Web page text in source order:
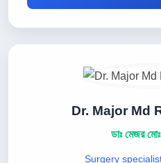
Dr. Major Md
ডাঃ মেজর
Surgery